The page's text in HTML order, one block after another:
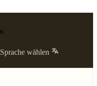
K
Sprache wählen